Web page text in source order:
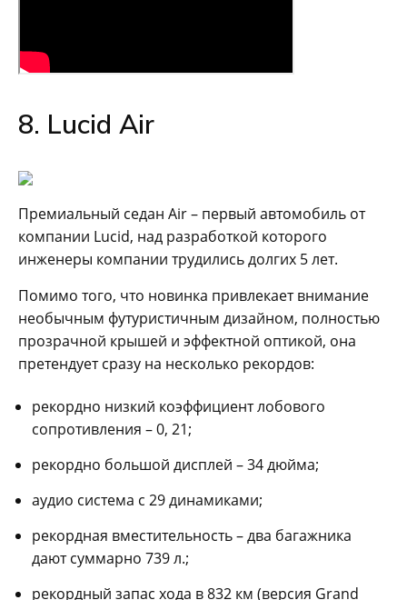
8. Lucid Air
Премиальный седан Air – первый автомобиль от
компании Lucid, над разработкой которого
инженеры компании трудились долгих 5 лет.
Помимо того, что новинка привлекает внимание
необычным футуристичным дизайном, полностью
прозрачной крышей и эффектной оптикой, она
претендует сразу на несколько рекордов:
рекордно низкий коэффициент лобового
сопротивления – 0, 21;
рекордно большой дисплей – 34 дюйма;
аудио система с 29 динамиками;
рекордная вместительность – два багажника
дают суммарно 739 л.;
рекордный запас хода в 832 км (версия Grand